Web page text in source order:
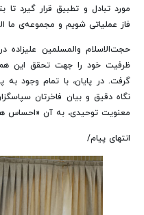
مورد تبادل و تطبیق قرار گیرد
فاز عملیاتی شویم و مجموعه‌ی ما
حجت‌الاسلام والمسلمین علیزاده
ظرفیت خود را جهت تحقق این
گرفت. در پایان، با تمام وجود به
نگاه دقیق و بیان فاخرتان
معنویت توحیدی، به آن «احساس
انتهای پیام/